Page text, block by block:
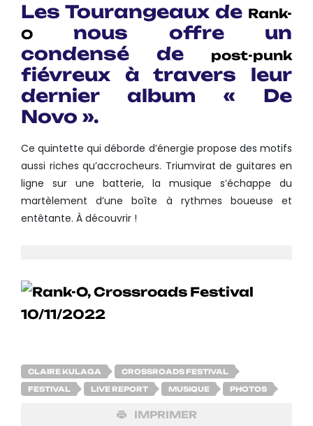
Les Tourangeaux de Rank-
O
nous offre un
condensé de
post-punk
fiévreux à travers leur
dernier album « De
Novo ».
Ce quintette qui déborde d’énergie propose des motifs
aussi riches qu’accrocheurs. Triumvirat de guitares en
ligne sur une batterie, la musique s’échappe du
martèlement d’une boîte à rythmes boueuse et
entêtante. À découvrir !
CLAIRE KULAGA CROSSROADS FESTIVAL
FESTIVAL LIVE REPORT MUSIQUE PHOTOS
IMPRIMER